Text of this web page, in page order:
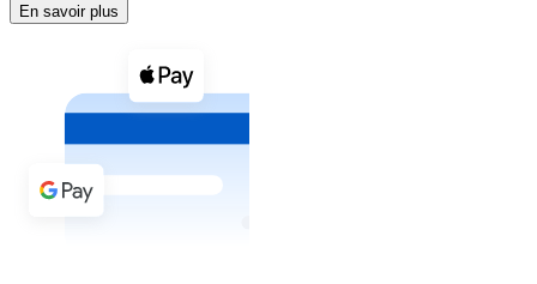
Voir toutes
Coupons crypto
Achetez des cryptomonnaies en espèces et d'autres
Acheter avec espèces
Virement SEPA
En savoir plus